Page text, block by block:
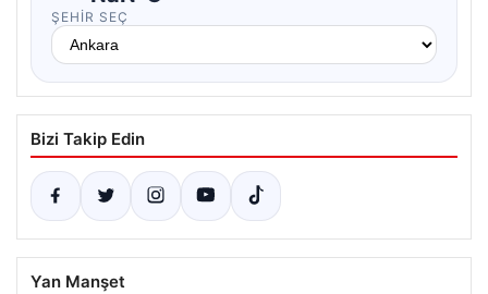
ŞEHIR SEÇ
Bizi Takip Edin
Yan Manşet